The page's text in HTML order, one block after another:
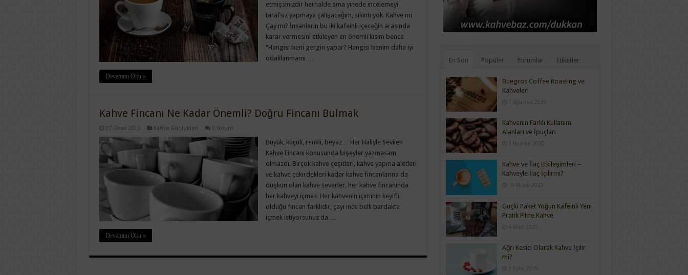
etmişsinizdir herhalde ama yinede incelemeyi
tarafsız yapmaya çalışacağım, sıkıntı yok. Kahve mi
Çay mı? İnsanların bu iki kafeinli içeceğin arasında
karar vermesini etkileyen en önemli kısım bence
“Hangisi beni gergin yapar? Hangisi benim daha iyi
odaklanmamı …
Devamını Oku »
Kahve Fincanı Ne Kadar Önemli? Doğru Fincanı Bulmak
27 Ocak 2016 Kahve Günlükleri 0 Yorum
Büyük, küçük, renkli, beyaz… Her Haliyle Sevilen
Kahve Fincanı konusunda bişeyler yazmasam
olmazdı. Birçok kahve çeşitleri, kahve yapma aletleri
ve kahve çekirdekleri kadar kahve fincanlarına da
düşkün olan kahve severler, her kahve fincanında
her kahveyi içmez. Her kahvenin içiminin keyifli
olduğu fincan farklıdır, çayı ince belli bardakta
içmek istiyorsunuz da …
Devamını Oku »
En Son Popüler Yorumlar Etiketler
Buegros Coffee Roasting ve
Kahveleri
1 Ağustos 2020
Kahvenin Farklı Kullanım
Alanları ve İpuçları
3 Haziran 2020
Kahve ve İlaç Etkileşimleri –
Kahveyle İlaç İçilirmi?
19 Nisan 2020
Güçlü Paket Yoğun Kafeinli Yeni
Pratik Filtre Kahve
4 Mart 2020
Ağrı Kesici Olarak Kahve İçilir
mi?
1 Eylül 2019